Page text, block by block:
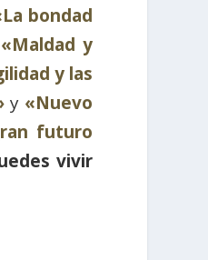
bondad
«Maldad y
y las
y «Nuevo
futuro
vivir